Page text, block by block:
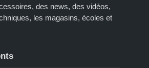
des news, des vidéos,
les magasins, écoles et